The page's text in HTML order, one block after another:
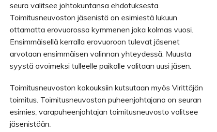
seura valitsee johtokuntansa ehdotuksesta.
Toimitusneuvoston jäsenistä on esimiestä lukuun
ottamatta erovuorossa kymmenen joka kolmas vuosi.
Ensimmäisellä kerralla erovuoroon tulevat jäsenet
arvotaan ensimmäisen valinnan yhteydessä. Muusta
syystä avoimeksi tulleelle paikalle valitaan uusi jäsen.
Toimitusneuvoston kokouksiin kutsutaan myös Virittäjän
toimitus. Toimitusneuvoston puheenjohtajana on seuran
esimies; varapuheenjohtajan toimitusneuvosto valitsee
jäsenistään.